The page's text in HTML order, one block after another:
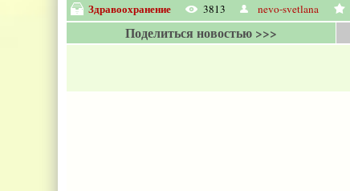
Здравоохранение 3813 nevo-svetlana
Поделиться новостью >>>